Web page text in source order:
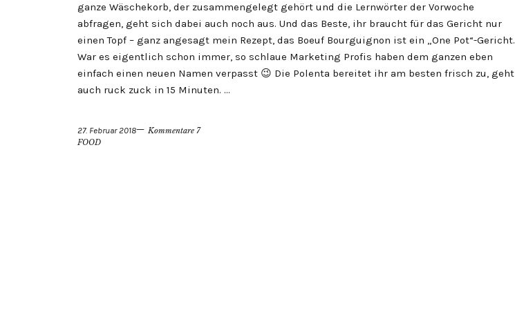
ganze Wäschekorb, der zusammengelegt gehört und die Lernwörter der Vorwoche
abfragen, geht sich dabei auch noch aus. Und das Beste, ihr braucht für das Gericht nur
einen Topf – ganz angesagt mein Rezept, das Boeuf Bourguignon ist ein „One Pot“-Gericht.
War es eigentlich schon immer, so schlaue Marketing Profis haben dem ganzen eben
einfach einen neuen Namen verpasst 😉 Die Polenta bereitet ihr am besten frisch zu, geht
auch ruck zuck in 15 Minuten. …
27. Februar 2018
Kommentare 7
FOOD